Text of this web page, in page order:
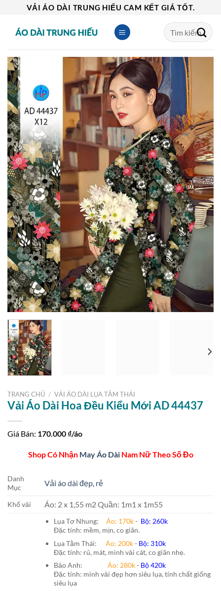
content
VẢI ÁO DÀI TRUNG HIẾU CAM KẾT GIÁ TỐT.
Tìm
kiếm:
TRANG CHỦ / VẢI ÁO DÀI LỤA TẰM THÁI
Vải Áo Dài Hoa Đều Kiểu Mới AD 44437
Giá Bán: 170.000 ₫/áo
Shop Có Nhận May Áo DàiNam Nữ Theo Số Đo
Danh
Mục
Vải áo dài đẹp, rẻ
Khổ vải Áo: 2 x 1,55 m2 Quần: 1m1 x 1m55
Lụa Tơ Nhung: Áo: 170k- Bộ: 260k
Đặc tính: mềm, mịn, co giãn.
Lụa Tằm Thái: Áo: 200k- Bộ: 310k
Đặc tính: rủ, mát, mình vải cát, co giãn nhẹ.
Bảo Anh: Áo: 280k- Bộ 420k
Đặc tính: mình vải đẹp hơn siêu lụa, tính chất giống
siêu lụa